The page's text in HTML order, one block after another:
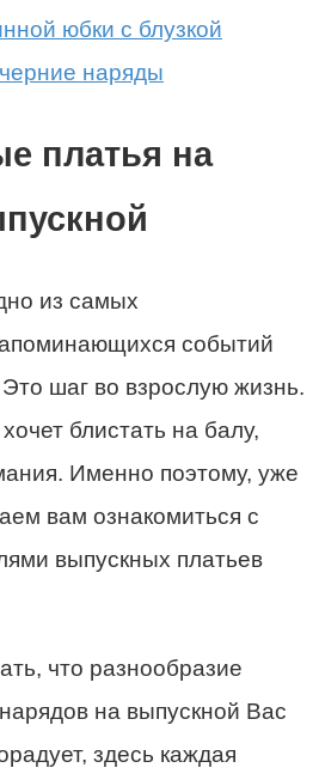
юбки с блузкой
наряды
платья на
из самых
событий
шаг во взрослую жизнь.
блистать на балу,
Именно поэтому, уже
вам ознакомиться с
выпускных платьев
что разнообразие
на выпускной Вас
здесь каждая